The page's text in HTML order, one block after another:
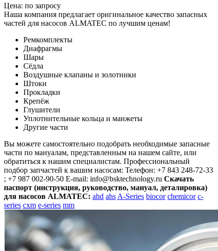
Цена: по запросу
Наша компания предлагает оригинальное качество запасных
частей для насосов ALMATEC по лучшим ценам!
Ремкомплекты
Диафрагмы
Шары
Сёдла
Воздушные клапаны и золотники
Штоки
Прокладки
Крепёж
Глушители
Уплотнительные кольца и манжеты
Другие части
Вы можете самостоятельно подобрать необходимые запасные
части по мануалам, представленным на нашем сайте, или
обратиться к нашим специалистам. Профессиональный
подбор запчастей к вашим насосам: Телефон: +7 843 248-72-33
; +7 987 002-90-50 E-mail: info@bsktechnology.ru Скачать
паспорт (инструкция, руководство, мануал, деталировка)
для насосов ALMATEC: ahd ahs A-Series biocor chemicor c-
series cxm e-series mm